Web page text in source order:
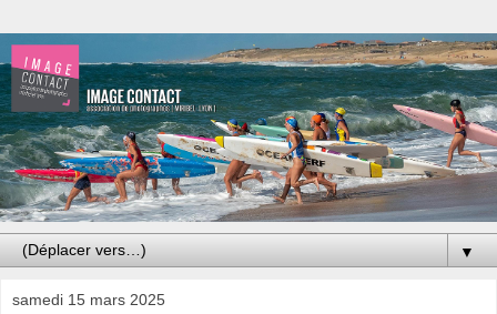
▼
samedi 15 mars 2025